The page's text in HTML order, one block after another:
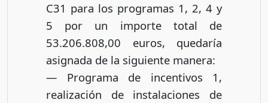
C31 para los programas 1, 2, 4 y
5 por un importe total de
53.206.808,00 euros, quedaría
asignada de la siguiente manera:
— Programa de incentivos 1,
realización de instalaciones de